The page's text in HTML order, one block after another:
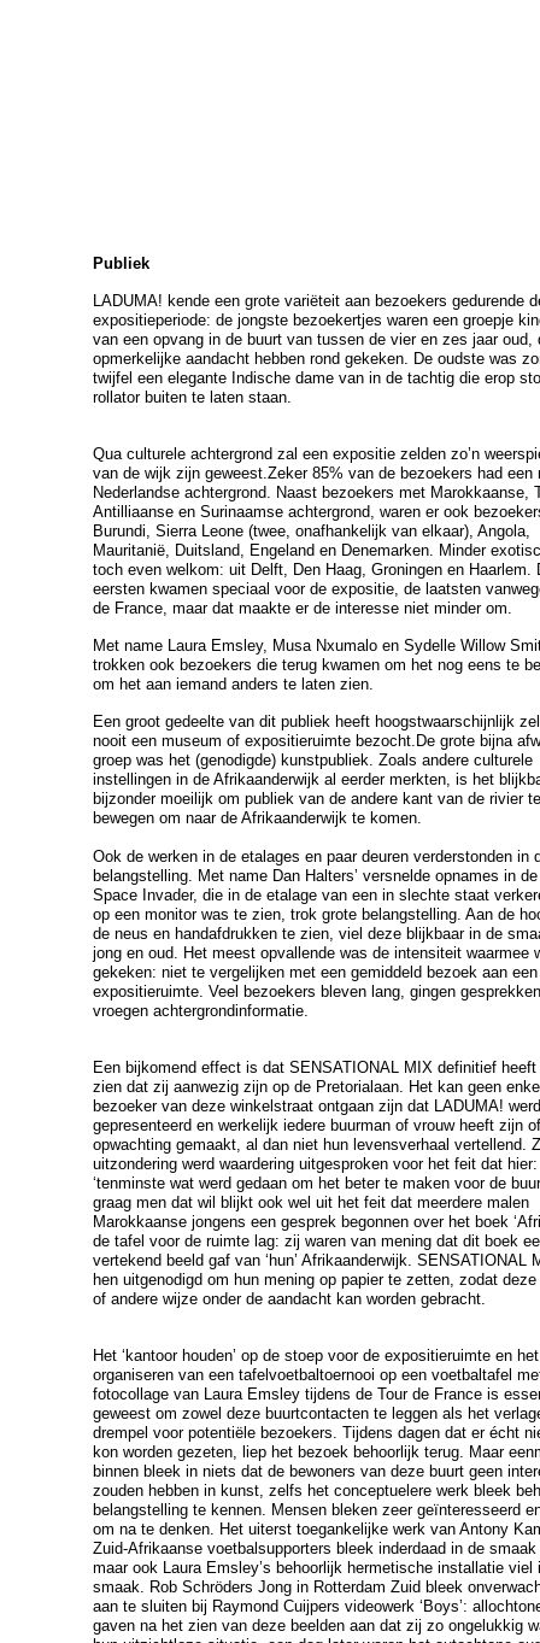
Publiek
LADUMA! kende een grote variëteit aan bezoekers gedurende
expositieperiode: de jongste bezoekertjes waren een groepje
van een opvang in de buurt van tussen de vier en zes jaar oud,
opmerkelijke aandacht hebben rond gekeken. De oudste was
twijfel een elegante Indische dame van in de tachtig die erop
rollator buiten te laten staan.
Qua culturele achtergrond zal een expositie zelden zo’n
van de wijk zijn geweest.Zeker 85% van de bezoekers had een
Nederlandse achtergrond. Naast bezoekers met Marokkaanse,
Antilliaanse en Surinaamse achtergrond, waren er ook
Burundi, Sierra Leone (twee, onafhankelijk van elkaar), Angola,
Mauritanië, Duitsland, Engeland en Denemarken. Minder
toch even welkom: uit Delft, Den Haag, Groningen en Haarlem.
eersten kwamen speciaal voor de expositie, de laatsten
de France, maar dat maakte er de interesse niet minder om.
Met name Laura Emsley, Musa Nxumalo en Sydelle Willow
trokken ook bezoekers die terug kwamen om het nog eens te
om het aan iemand anders te laten zien.
Een groot gedeelte van dit publiek heeft hoogstwaarschijnlijk
nooit een museum of expositieruimte bezocht. De grote bijna
groep was het (genodigde) kunstpubliek. Zoals andere culturele
instellingen in de Afrikaanderwijk al eerder merkten, is het
bijzonder moeilijk om publiek van de andere kant van de rivier
bewegen om naar de Afrikaanderwijk te komen.
Ook de werken in de etalages en paar deuren verderstonden in
belangstelling. Met name Dan Halters’ versnelde opnames in
Space Invader, die in de etalage van een in slechte staat
op een monitor was te zien, trok grote belangstelling. Aan de
de neus en handafdrukken te zien, viel deze blijkbaar in de
jong en oud. Het meest opvallende was de intensiteit waarmee
gekeken: niet te vergelijken met een gemiddeld bezoek aan een
expositieruimte. Veel bezoekers bleven lang, gingen
vroegen achtergrondinformatie.
Een bijkomend effect is dat SENSATIONAL MIX definitief heeft
zien dat zij aanwezig zijn op de Pretorialaan. Het kan geen
bezoeker van deze winkelstraat ontgaan zijn dat LADUMA!
gepresenteerd en werkelijk iedere buurman of vrouw heeft zijn
opwachting gemaakt, al dan niet hun levensverhaal vertellend.
uitzondering werd waardering uitgesproken voor het feit dat hier:
‘tenminste wat werd gedaan om het beter te maken voor de
graag men dat wil blijkt ook wel uit het feit dat meerdere malen
Marokkaanse jongens een gesprek begonnen over het boek
de tafel voor de ruimte lag: zij waren van mening dat dit boek
vertekend beeld gaf van ‘hun’ Afrikaanderwijk. SENSATIONAL
hen uitgenodigd om hun mening op papier te zetten, zodat
of andere wijze onder de aandacht kan worden gebracht.
Het ‘kantoor houden’ op de stoep voor de expositieruimte en het
organiseren van een tafelvoetbaltoernooi op een voetbaltafel
fotocollage van Laura Emsley tijdens de Tour de France is
geweest om zowel deze buurtcontacten te leggen als het
drempel voor potentiële bezoekers. Tijdens dagen dat er écht
kon worden gezeten, liep het bezoek behoorlijk terug. Maar
binnen bleek in niets dat de bewoners van deze buurt geen
zouden hebben in kunst, zelfs het conceptuelere werk bleek
belangstelling te kennen. Mensen bleken zeer geïnteresseerd
om na te denken. Het uiterst toegankelijke werk van Antony
Zuid-Afrikaanse voetbalsupporters bleek inderdaad in de
maar ook Laura Emsley’s behoorlijk hermetische installatie viel
smaak. Rob Schröders Jong in Rotterdam Zuid bleek
aan te sluiten bij Raymond Cuijpers videowerk ‘Boys’:
gaven na het zien van deze beelden aan dat zij zo ongelukkig